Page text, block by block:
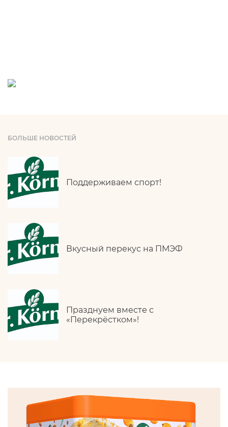
БОЛЬШЕ НОВОСТЕЙ
Поддерживаем спорт!
Вкусный перекус на ПМЭФ
Празднуем вместе с
«Перекрёстком»!